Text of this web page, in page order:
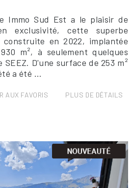
Immo Sud Est a le plaisir de
exclusivité, cette superbe
construite en 2022, implantée
m², à seulement quelques
D'une surface de 253 m²
a été ...
AUX FAVORIS PLUS DE DÉTAILS